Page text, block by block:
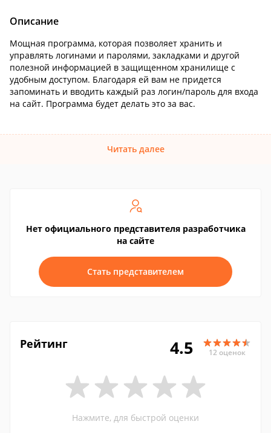
Описание
Мощная программа, которая позволяет хранить и
управлять логинами и паролями, закладками и другой
полезной информацией в защищенном хранилище с
удобным доступом. Благодаря ей вам не придется
запоминать и вводить каждый раз логин/пароль для входа
на сайт. Программа будет делать это за вас.
Читать далее
Нет официального представителя разработчика
на сайте
Стать представителем
Рейтинг 4.5 12 оценок
Нажмите, для быстрой оценки